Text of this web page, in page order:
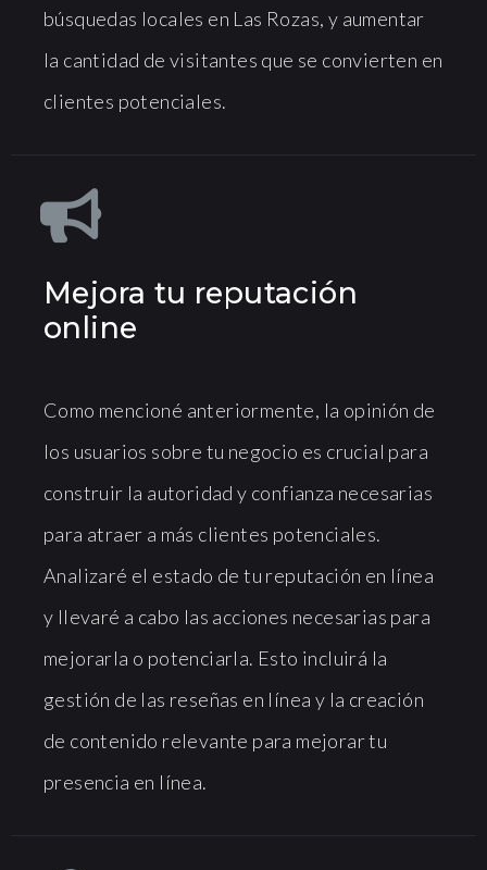
búsquedas locales en Las Rozas, y aumentar
la cantidad de visitantes que se convierten en
clientes potenciales.
Mejora tu reputación
online
Como mencioné anteriormente, la opinión de
los usuarios sobre tu negocio es crucial para
construir la autoridad y confianza necesarias
para atraer a más clientes potenciales.
Analizaré el estado de tu reputación en línea
y llevaré a cabo las acciones necesarias para
mejorarla o potenciarla. Esto incluirá la
gestión de las reseñas en línea y la creación
de contenido relevante para mejorar tu
presencia en línea.